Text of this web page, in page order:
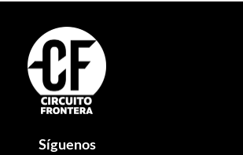
Síguenos